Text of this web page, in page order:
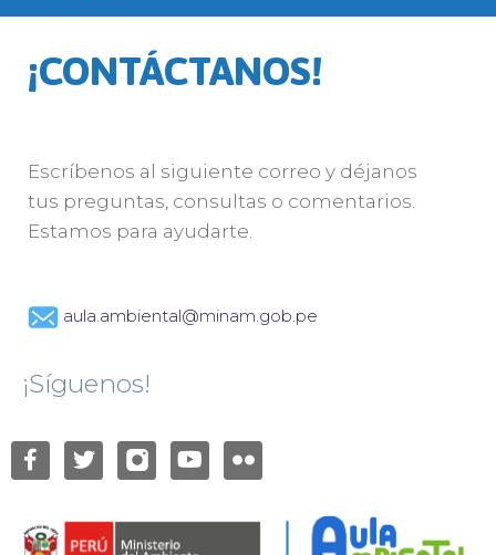
¡CONTÁCTANOS!
Escríbenos al siguiente correo y déjanos
tus preguntas, consultas o comentarios.
Estamos para ayudarte.
aula.ambiental@minam.gob.pe
¡Síguenos!